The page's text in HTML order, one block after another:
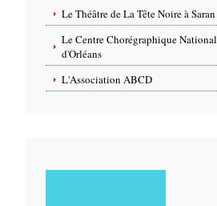
Le Théâtre de La Tête Noire à Saran
Le Centre Chorégraphique National
d'Orléans
L'Association ABCD